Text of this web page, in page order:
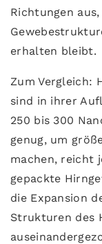
Richtungen
erhalten bleibt.
Zum Vergleich:
sind in ihrer
250 bis 300
genug, um
machen, reicht
gepackte
die Expansion
Strukturen des